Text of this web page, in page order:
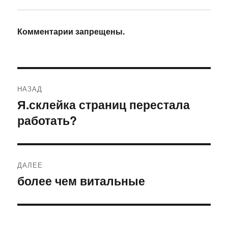
Комментарии запрещены.
по
записям
НАЗАД
Предыдущая
запись:
Я.склейка страниц перестала
работать?
ДАЛЕЕ
Следующая
более чем витальные